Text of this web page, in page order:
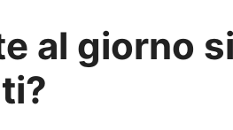
al giorno